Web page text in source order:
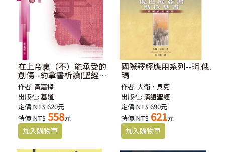
在上帝裏（不）能承受的
創傷--約拿書析讀(聖經通
識叢書)
作者: 黃嘉樑
出版社:基道
定價:NT$ 620元
特價:NT$ 558元
國際釋經應用系列--珥.俄.
瑪
作者:大衛．貝克
出版社: 漢語聖經
定價:NT$ 690元
特價:NT$ 621元